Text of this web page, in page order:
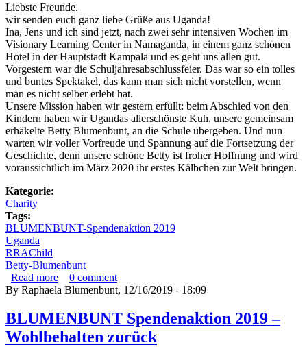
Liebste Freunde,
wir senden euch ganz liebe Grüße aus Uganda!
Ina, Jens und ich sind jetzt, nach zwei sehr intensiven Wochen im
Visionary Learning Center in Namaganda, in einem ganz schönen
Hotel in der Hauptstadt Kampala und es geht uns allen gut.
Vorgestern war die Schuljahresabschlussfeier. Das war so ein tolles
und buntes Spektakel, das kann man sich nicht vorstellen, wenn
man es nicht selber erlebt hat.
Unsere Mission haben wir gestern erfüllt: beim Abschied von den
Kindern haben wir Ugandas allerschönste Kuh, unsere gemeinsam
erhäkelte Betty Blumenbunt, an die Schule übergeben. Und nun
warten wir voller Vorfreude und Spannung auf die Fortsetzung der
Geschichte, denn unsere schöne Betty ist froher Hoffnung und wird
voraussichtlich im März 2020 ihr erstes Kälbchen zur Welt bringen.
Kategorie:
Charity
Tags:
BLUMENBUNT-Spendenaktion 2019
Uganda
RRAChild
Betty-Blumenbunt
Read more about BLUMENBUNT Spendenaktion 2019 – Mission
erfüllt!
0 comment
By Raphaela Blumenbunt, 12/16/2019 - 18:09
BLUMENBUNT Spendenaktion 2019 –
Wohlbehalten zurück